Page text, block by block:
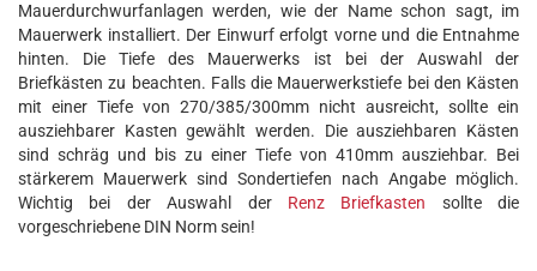
Mauerdurchwurfanlagen werden, wie der Name schon sagt, im
Mauerwerk installiert. Der Einwurf erfolgt vorne und die Entnahme
hinten. Die Tiefe des Mauerwerks ist bei der Auswahl der
Briefkästen zu beachten. Falls die Mauerwerkstiefe bei den Kästen
mit einer Tiefe von 270/385/300mm nicht ausreicht, sollte ein
ausziehbarer Kasten gewählt werden. Die ausziehbaren Kästen
sind schräg und bis zu einer Tiefe von 410mm ausziehbar. Bei
stärkerem Mauerwerk sind Sondertiefen nach Angabe möglich.
Wichtig bei der Auswahl der Renz Briefkasten sollte die
vorgeschriebene DIN Norm sein!